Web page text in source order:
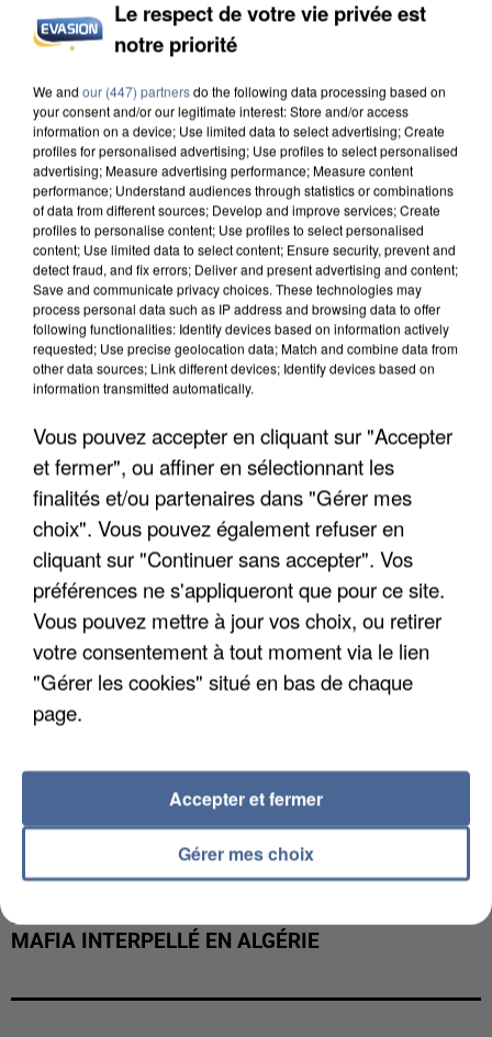
DE SOLIDARITÉ AVEC LES...
APRÈS TOUTES CES CANICULES, LES REFUGES
DE FAUNE SAUVAGE SONT...
L’UN DES FONDATEURS SUPPOSÉS DE LA DZ
MAFIA INTERPELLÉ EN ALGÉRIE
Le respect de votre vie privée est
notre priorité
We and our (447) partnersdo the following data processing based on
your consent and/or our legitimate interest: Store and/or access
information on a device; Use limited data to select advertising; Create
profiles for personalised advertising; Use profiles to select personalised
advertising; Measure advertising performance; Measure content
performance; Understand audiences through statistics or combinations
of data from different sources; Develop and improve services; Create
profiles to personalise content; Use profiles to select personalised
content; Use limited data to select content; Ensure security, prevent and
detect fraud, and fix errors; Deliver and present advertising and content;
Save and communicate privacy choices. These technologies may
process personal data such as IP address and browsing data to offer
following functionalities: Identify devices based on information actively
requested; Use precise geolocation data; Match and combine data from
other data sources; Link different devices; Identify devices based on
information transmitted automatically.
Vous pouvez accepter en cliquant sur "Accepter
et fermer", ou affiner en sélectionnant les
finalités et/ou partenaires dans "Gérer mes
choix". Vous pouvez également refuser en
cliquant sur "Continuer sans accepter". Vos
préférences ne s'appliqueront que pour ce site.
Vous pouvez mettre à jour vos choix, ou retirer
votre consentement à tout moment via le lien
"Gérer les cookies" situé en bas de chaque
page.
Gérer mes choix
Accepter et fermer